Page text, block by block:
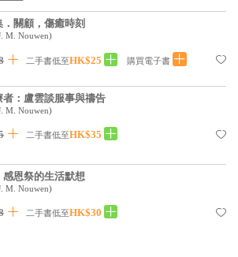
．關顧，傷癒時刻
M. Nouwen)
二手書低至HK$25 購買電子書
者：盧雲談服事與禱告
M. Nouwen)
二手書低至HK$35
感恩祭的生活默想
M. Nouwen)
二手書低至HK$30